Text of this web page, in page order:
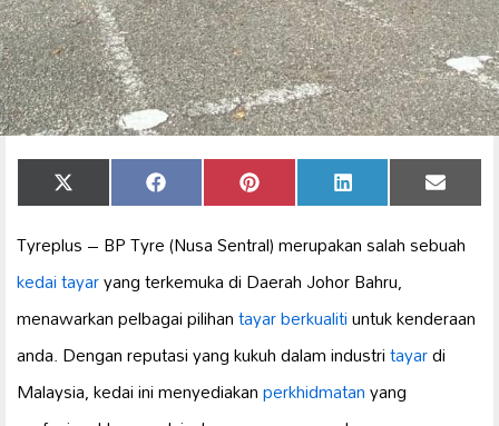
Share
on
X
(Twitter)
Share
on
Facebook Share
on
Pinterest Share
on
LinkedIn Share
on
Email
Tyreplus – BP Tyre (Nusa Sentral) merupakan salah sebuah
kedai tayaryang terkemuka di Daerah Johor Bahru,
menawarkan pelbagai pilihantayar berkualitiuntuk kenderaan
anda. Dengan reputasi yang kukuh dalam industritayardi
Malaysia, kedai ini menyediakanperkhidmatanyang